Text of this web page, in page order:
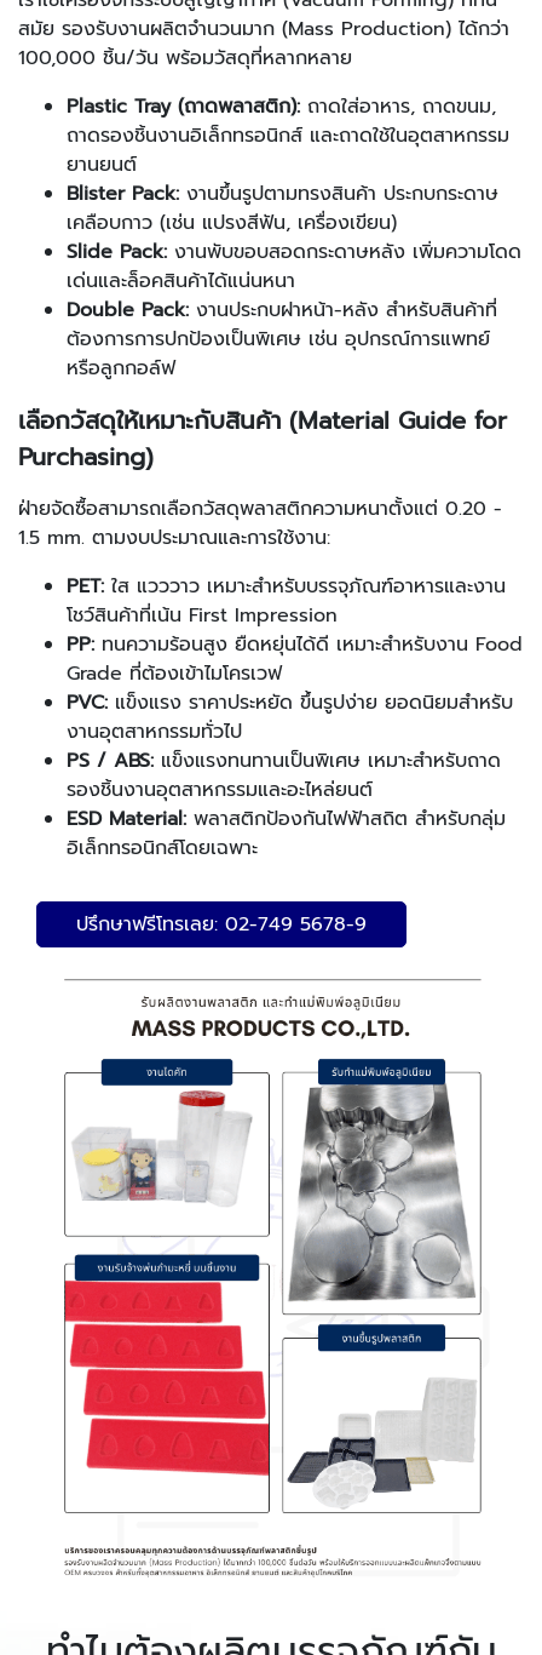
สมัย รองรับงานผลิตจำนวนมาก (Mass Production) ได้กว่า
100,000 ชิ้น/วัน พร้อมวัสดุที่หลากหลาย
Plastic Tray (ถาดพลาสติก): ถาดใส่อาหาร, ถาดขนม,
ถาดรองชิ้นงานอิเล็กทรอนิกส์ และถาดใช้ในอุตสาหกรรม
ยานยนต์
Blister Pack: งานขึ้นรูปตามทรงสินค้า ประกบกระดาษ
เคลือบกาว (เช่น แปรงสีฟัน, เครื่องเขียน)
Slide Pack: งานพับขอบสอดกระดาษหลัง เพิ่มความโดด
เด่นและล็อคสินค้าได้แน่นหนา
Double Pack: งานประกบฝาหน้า-หลัง สำหรับสินค้าที่
ต้องการการปกป้องเป็นพิเศษ เช่น อุปกรณ์การแพทย์
หรือลูกกอล์ฟ
เลือกวัสดุให้เหมาะกับสินค้า (Material Guide for
Purchasing)
ฝ่ายจัดซื้อสามารถเลือกวัสดุพลาสติกความหนาตั้งแต่ 0.20 -
1.5 mm. ตามงบประมาณและการใช้งาน:
PET: ใส แวววาว เหมาะสำหรับบรรจุภัณฑ์อาหารและงาน
โชว์สินค้าที่เน้น First Impression
PP: ทนความร้อนสูง ยืดหยุ่นได้ดี เหมาะสำหรับงาน Food
Grade ที่ต้องเข้าไมโครเวฟ
PVC: แข็งแรง ราคาประหยัด ขึ้นรูปง่าย ยอดนิยมสำหรับ
งานอุตสาหกรรมทั่วไป
PS / ABS: แข็งแรงทนทานเป็นพิเศษ เหมาะสำหรับถาด
รองชิ้นงานอุตสาหกรรมและอะไหล่ยนต์
ESD Material: พลาสติกป้องกันไฟฟ้าสถิต สำหรับกลุ่ม
อิเล็กทรอนิกส์โดยเฉพาะ
ปรึกษาฟรีโทรเลย: 02-749 5678-9